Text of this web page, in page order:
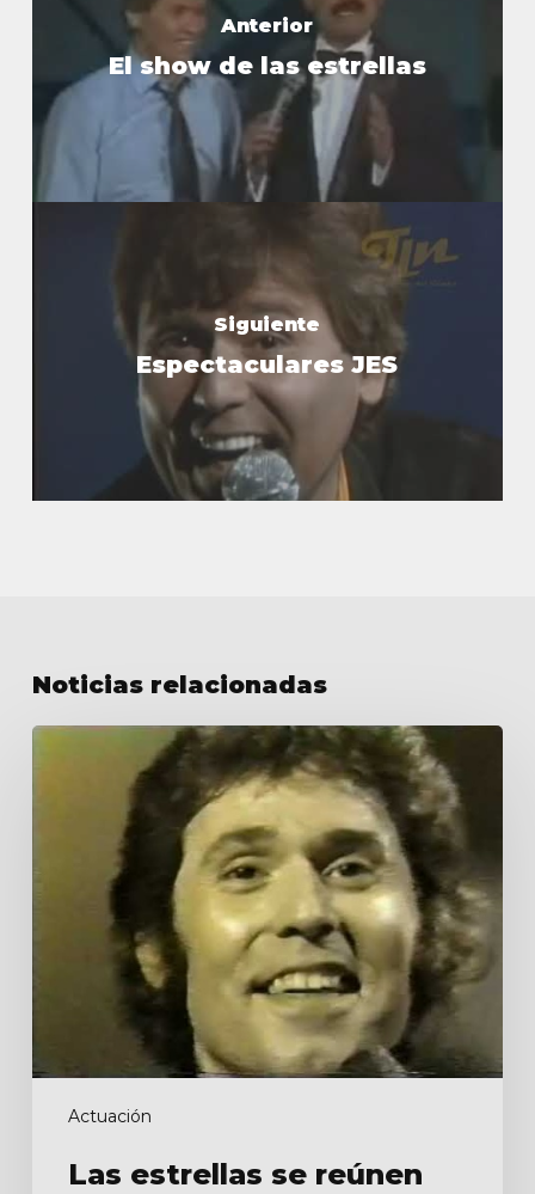
Anterior
El show de las estrellas
Siguiente
Espectaculares JES
Noticias relacionadas
Actuación
Las
Las estrellas se reúnen